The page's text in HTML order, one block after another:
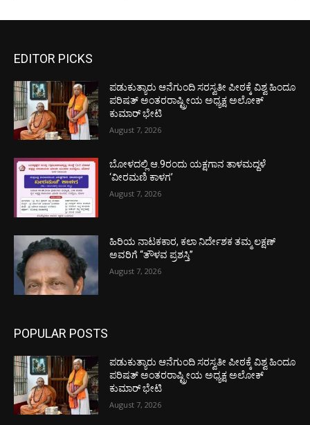
EDITOR PICKS
ಪಡುಕುತ್ಯಾರು ಆನೆಗುಂದಿ ಸರಸ್ವತೀ ಪೀಠಕ್ಕೆ ವಿಶ್ವ ಹಿಂದೂ
ಪರಿಷತ್ ಅಂತರರಾಷ್ಟ್ರೀಯ ಅಧ್ಯಕ್ಷ ಅಲೋಕ್
ಕುಮಾರ್ ಭೇಟಿ
August 7, 2026
ಬೋಳದಲ್ಲಿ ಆ.9ರಂದು ಯಕ್ಷಗಾನ ತಾಳಮದ್ದಳೆ
‘ವೀರಮಣಿ ಕಾಳಗ’
August 7, 2026
ಹಿರಿಯ ನಾಟಕಕಾರ, ಕಲಾ ನಿರ್ದೇಶಕ ತಮ್ಮ ಲಕ್ಷಣ್
ಅವರಿಗೆ “ತೌಳವ ಪ್ರಶಸ್ತಿ”
August 7, 2026
POPULAR POSTS
ಪಡುಕುತ್ಯಾರು ಆನೆಗುಂದಿ ಸರಸ್ವತೀ ಪೀಠಕ್ಕೆ ವಿಶ್ವ ಹಿಂದೂ
ಪರಿಷತ್ ಅಂತರರಾಷ್ಟ್ರೀಯ ಅಧ್ಯಕ್ಷ ಅಲೋಕ್
ಕುಮಾರ್ ಭೇಟಿ
August 7, 2026